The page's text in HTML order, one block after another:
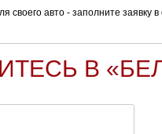
своего авто - заполните
В